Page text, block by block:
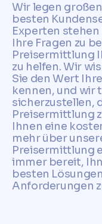
Wir legen
besten
Experten stehen
Ihre Fragen zu
Preisermittlung
zu helfen. Wir
Sie den Wert
kennen, und wir
sicherzustellen,
Preisermittlung
Ihnen eine
mehr über
Preisermittlung
immer bereit,
besten
Anforderungen